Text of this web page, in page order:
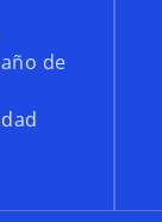
de